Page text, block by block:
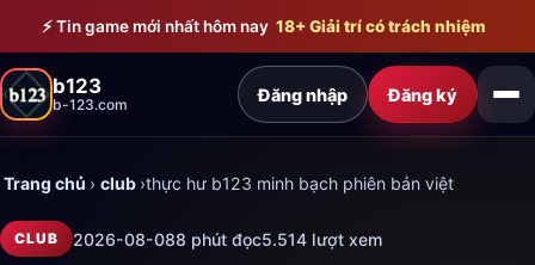
Bỏ qua đến nội dung chính
⚡ Tin game mới nhất hôm nay 18+ Giải trí có trách nhiệm
b123
b-123.com Đăng nhập Đăng ký
Trang chủ › club ›thực hư b123 minh bạch phiên bản việt
CLUB 2026-08-088 phút đọc5.514 lượt xem